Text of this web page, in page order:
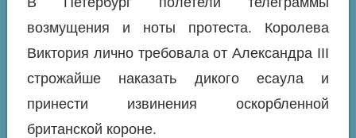
возмущения и ноты протеста. Королева
Виктория лично требовала от Александра III
строжайше наказать дикого есаула и
принести извинения оскорбленной
британской короне.